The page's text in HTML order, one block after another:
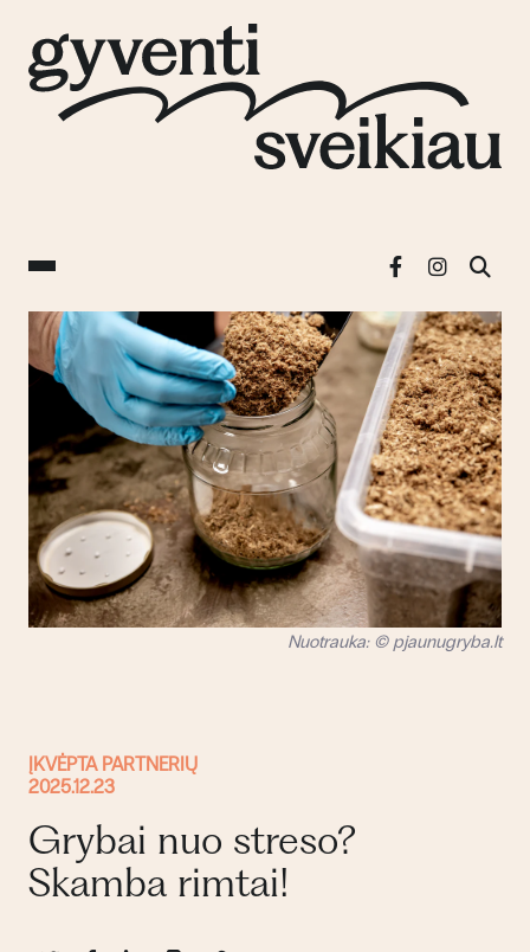
Nuotrauka: © pjaunugryba.lt
ĮKVĖPTA PARTNERIŲ
2025.12.23
Grybai nuo streso?
Skamba rimtai!